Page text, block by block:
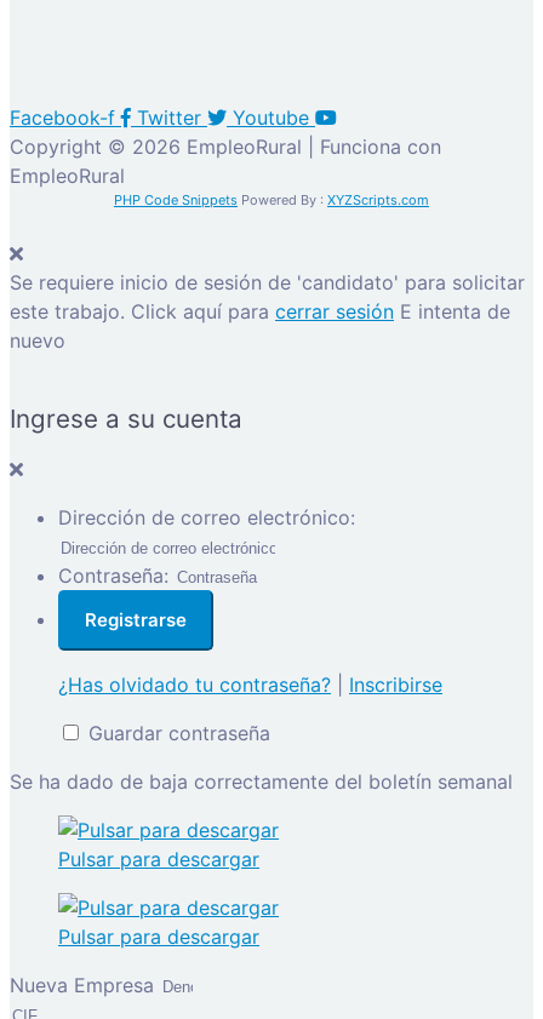
Facebook-f Twitter
Youtube
Copyright © 2026 EmpleoRural | Funciona con
EmpleoRural
PHP Code Snippets Powered By : XYZScripts.com
Se requiere inicio de sesión de 'candidato' para solicitar
este trabajo. Click aquí para cerrar sesión E intenta de
nuevo
Ingrese a su cuenta
Dirección de correo electrónico:
Contraseña:
¿Has olvidado tu contraseña?
Inscribirse
Guardar contraseña
Se ha dado de baja correctamente del boletín semanal
Pulsar para descargar
Pulsar para descargar
Nueva Empresa